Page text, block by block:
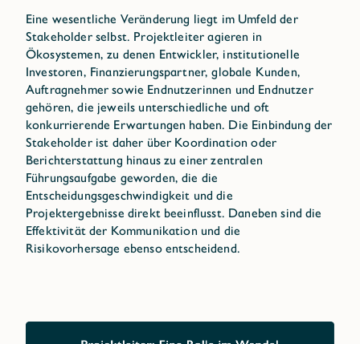
Eine wesentliche Veränderung liegt im Umfeld der
Stakeholder selbst. Projektleiter agieren in
Ökosystemen, zu denen Entwickler, institutionelle
Investoren, Finanzierungspartner, globale Kunden,
Auftragnehmer sowie Endnutzerinnen und Endnutzer
gehören, die jeweils unterschiedliche und oft
konkurrierende Erwartungen haben. Die Einbindung der
Stakeholder ist daher über Koordination oder
Berichterstattung hinaus zu einer zentralen
Führungsaufgabe geworden, die die
Entscheidungsgeschwindigkeit und die
Projektergebnisse direkt beeinflusst. Daneben sind die
Effektivität der Kommunikation und die
Risikovorhersage ebenso entscheidend.